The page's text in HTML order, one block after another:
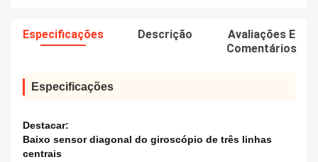
Especificações Descrição
Avaliações E
Comentários
Especificações
Destacar:
Baixo sensor diagonal do giroscópio de três linhas
centrais